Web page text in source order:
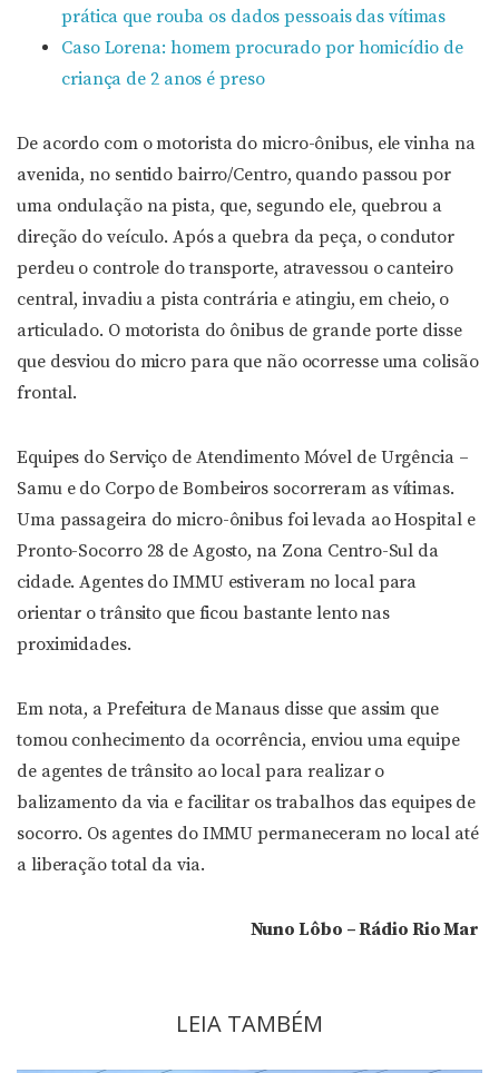
prática que rouba os dados pessoais das vítimas
Caso Lorena: homem procurado por homicídio de
criança de 2 anos é preso
De acordo com o motorista do micro-ônibus, ele vinha na
avenida, no sentido bairro/Centro, quando passou por
uma ondulação na pista, que, segundo ele, quebrou a
direção do veículo. Após a quebra da peça, o condutor
perdeu o controle do transporte, atravessou o canteiro
central, invadiu a pista contrária e atingiu, em cheio, o
articulado. O motorista do ônibus de grande porte disse
que desviou do micro para que não ocorresse uma colisão
frontal.
Equipes do Serviço de Atendimento Móvel de Urgência –
Samu e do Corpo de Bombeiros socorreram as vítimas.
Uma passageira do micro-ônibus foi levada ao Hospital e
Pronto-Socorro 28 de Agosto, na Zona Centro-Sul da
cidade. Agentes do IMMU estiveram no local para
orientar o trânsito que ficou bastante lento nas
proximidades.
Em nota, a Prefeitura de Manaus disse que assim que
tomou conhecimento da ocorrência, enviou uma equipe
de agentes de trânsito ao local para realizar o
balizamento da via e facilitar os trabalhos das equipes de
socorro. Os agentes do IMMU permaneceram no local até
a liberação total da via.
Nuno Lôbo – Rádio Rio Mar
LEIA TAMBÉM